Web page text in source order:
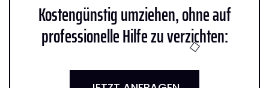
Kostengünstig umziehen, ohne auf
professionelle Hilfe zu verzichten: